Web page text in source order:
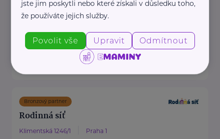
propojuje děti z dětských
domovů se zájemci ...
https://www.spoluzivot.cz/
+420 608 452 121
info@spoluzivot.cz
Bronzový partner
Rodinná síť
Klimentská 1246/1 Praha 1
jste jim poskytli nebo které získali v důsledku toho,
že používáte jejich služby.
Povolit vše Upravit Odmítnout